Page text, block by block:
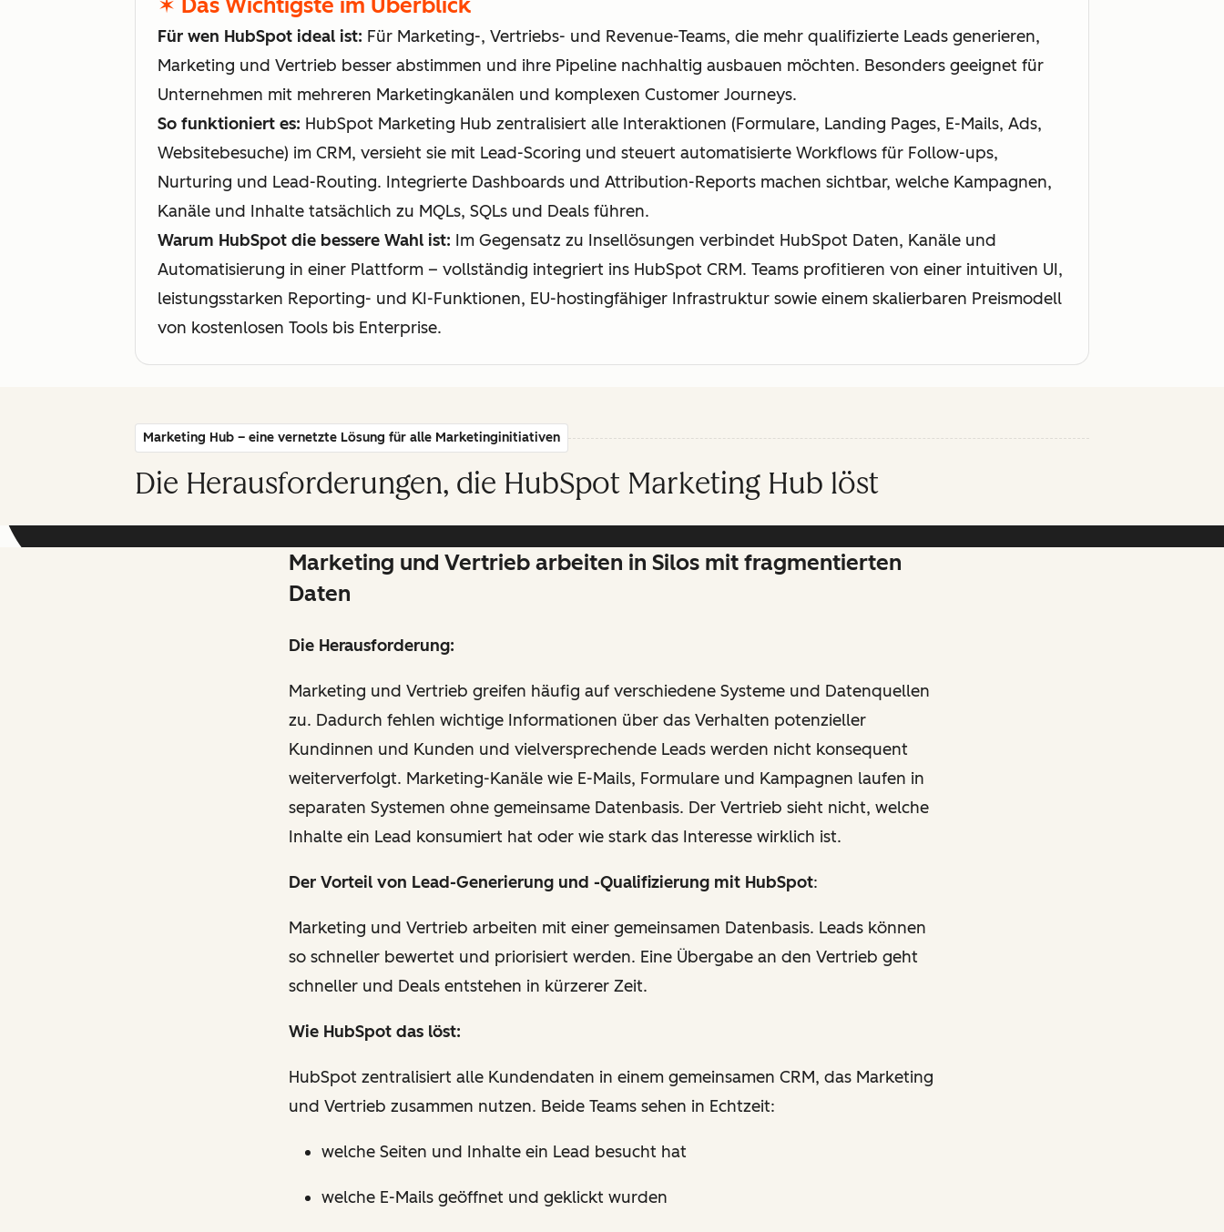
Für wen HubSpot ideal ist: Für Marketing-, Vertriebs- und Revenue-Teams, die mehr qualifizierte Leads generieren,
Marketing und Vertrieb besser abstimmen und ihre Pipeline nachhaltig ausbauen möchten. Besonders geeignet für
Unternehmen mit mehreren Marketingkanälen und komplexen Customer Journeys.
So funktioniert es: HubSpot Marketing Hub zentralisiert alle Interaktionen (Formulare, Landing Pages, E-Mails, Ads,
Websitebesuche) im CRM, versieht sie mit Lead-Scoring und steuert automatisierte Workflows für Follow-ups,
Nurturing und Lead-Routing. Integrierte Dashboards und Attribution-Reports machen sichtbar, welche Kampagnen,
Kanäle und Inhalte tatsächlich zu MQLs, SQLs und Deals führen.
Warum HubSpot die bessere Wahl ist: Im Gegensatz zu Insellösungen verbindet HubSpot Daten, Kanäle und
Automatisierung in einer Plattform – vollständig integriert ins HubSpot CRM. Teams profitieren von einer intuitiven UI,
leistungsstarken Reporting- und KI-Funktionen, EU-hostingfähiger Infrastruktur sowie einem skalierbaren Preismodell
von kostenlosen Tools bis Enterprise.
Marketing Hub – eine vernetzte Lösung für alle Marketinginitiativen
Die Herausforderungen, die HubSpot Marketing Hub löst
Marketing und Vertrieb arbeiten in Silos mit fragmentierten
Daten
Die Herausforderung:
Marketing und Vertrieb greifen häufig auf verschiedene Systeme und Datenquellen
zu. Dadurch fehlen wichtige Informationen über das Verhalten potenzieller
Kundinnen und Kunden und vielversprechende Leads werden nicht konsequent
weiterverfolgt. Marketing-Kanäle wie E-Mails, Formulare und Kampagnen laufen in
separaten Systemen ohne gemeinsame Datenbasis. Der Vertrieb sieht nicht, welche
Inhalte ein Lead konsumiert hat oder wie stark das Interesse wirklich ist.
Der Vorteil von Lead-Generierung und -Qualifizierung mit HubSpot:
Marketing und Vertrieb arbeiten mit einer gemeinsamen Datenbasis. Leads können
so schneller bewertet und priorisiert werden. Eine Übergabe an den Vertrieb geht
schneller und Deals entstehen in kürzerer Zeit.
Wie HubSpot das löst:
HubSpot zentralisiert alle Kundendaten in einem gemeinsamen CRM, das Marketing
und Vertrieb zusammen nutzen. Beide Teams sehen in Echtzeit:
welche Seiten und Inhalte ein Lead besucht hat
welche E-Mails geöffnet und geklickt wurden